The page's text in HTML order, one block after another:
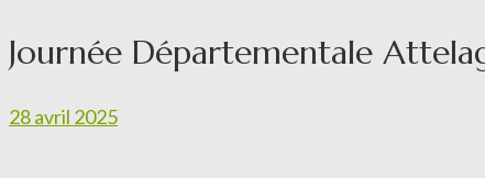
Journée Départementale
28 avril 2025